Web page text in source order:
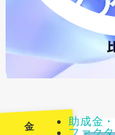
助成金
ファク
金